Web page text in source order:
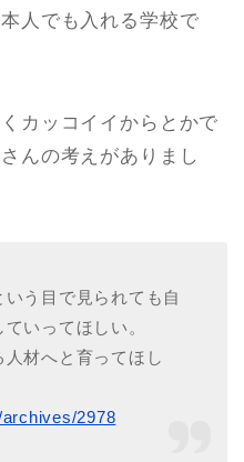
人でも入れる学校で
カッコイイからとかで
んの考えがありまし
いう目で見られても自
いってほしい。
材へと育ってほし
2978